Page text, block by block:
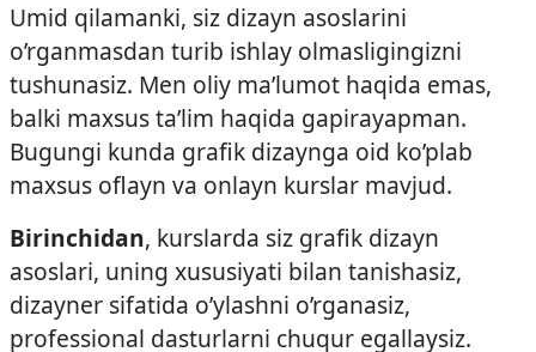
Umid qilamanki, siz dizayn asoslarini
o’rganmasdan turib ishlay olmasligingizni
tushunasiz. Men oliy ma’lumot haqida emas,
balki maxsus ta’lim haqida gapirayapman.
Bugungi kunda grafik dizaynga oid ko’plab
maxsus oflayn va onlayn kurslar mavjud.
Birinchidan, kurslarda siz grafik dizayn
asoslari, uning xususiyati bilan tanishasiz,
dizayner sifatida o’ylashni o’rganasiz,
professional dasturlarni chuqur egallaysiz.